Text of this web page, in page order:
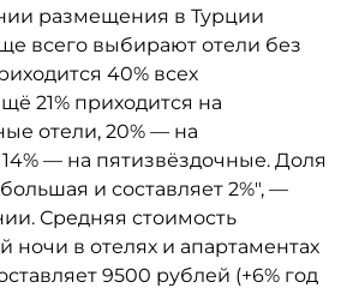
размещения в Турции
всего выбирают отели без
40% всех
21% приходится на
отели, 20% — на
— на пятизвёздочные. Доля
и составляет 2%", —
Средняя стоимость
ночи в отелях и апартаментах
9500 рублей (+6% год